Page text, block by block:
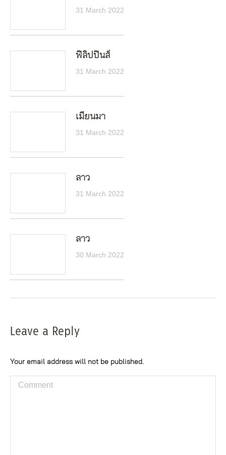
31 March 2022
ฟิลิปปินส์
31 March 2022
เมียนมา
31 March 2022
ลาว
31 March 2022
ลาว
30 March 2022
Leave a Reply
Your email address will not be published.
Comment